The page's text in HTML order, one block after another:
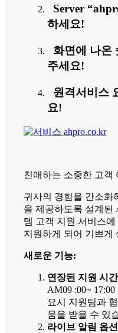
Server
하세요!
화면에 나온
주세요!
원격서비스
요!
친애하는 소중한 고객
귀사의 경험을 간소화
을 제공하도록 설계
템 고객 지원 서비스
지원하게 되어 기쁘게
새로운 기능:
연장된 지원 시
AM09 :00~
요시 지원팀과
움을 받을 수 있
라이브 알림 옵